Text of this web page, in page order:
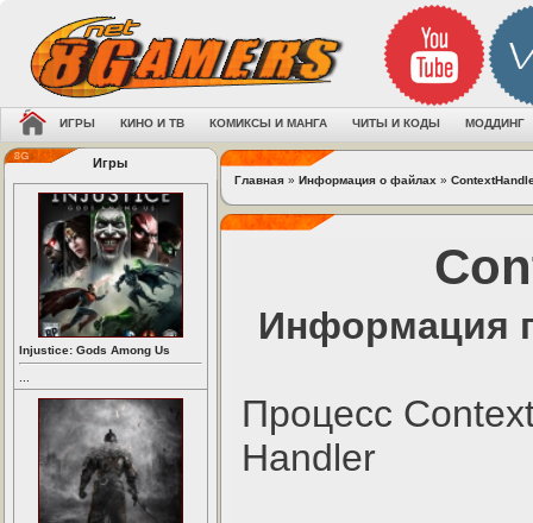
ИГРЫ КИНО И ТВ КОМИКСЫ И МАНГА ЧИТЫ И КОДЫ МОДДИНГ
Игры
Injustice: Gods Among Us
Главная » Информация о файлах »
Информация
Процесс
Handler